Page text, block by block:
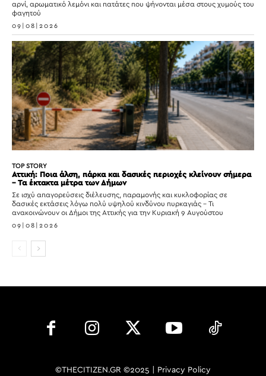
αρνί, αρωματικό λεμόνι και πατάτες που ψήνονται μέσα στους χυμούς του
φαγητού
09|08|2026
TOP STORY
Αττική: Ποια άλση, πάρκα και δασικές περιοχές κλείνουν σήμερα
– Τα έκτακτα μέτρα των Δήμων
Σε ισχύ απαγορεύσεις διέλευσης, παραμονής και κυκλοφορίας σε
δασικές εκτάσεις λόγω πολύ υψηλού κινδύνου πυρκαγιάς – Τι
ανακοινώνουν οι Δήμοι της Αττικής για την Κυριακή 9 Αυγούστου
09|08|2026
©THECITIZEN.GR ©2025 | Privacy Policy